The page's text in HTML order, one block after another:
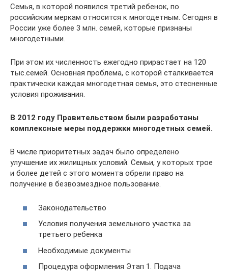
Семья, в которой появился третий ребенок, по
российским меркам относится к многодетным. Сегодня в
России уже более 3 млн. семей, которые признаны
многодетными.
При этом их численность ежегодно прирастает на 120
тыс.семей. Основная проблема, с которой сталкивается
практически каждая многодетная семья, это стесненные
условия проживания.
В 2012 году Правительством были разработаны
комплексные меры поддержки многодетных семей.
В числе приоритетных задач было определено
улучшение их жилищных условий. Семьи, у которых трое
и более детей с этого момента обрели право на
получение в безвозмездное пользование.
Законодательство
Условия получения земельного участка за
третьего ребенка
Необходимые документы
Процедура оформления Этап 1. Подача